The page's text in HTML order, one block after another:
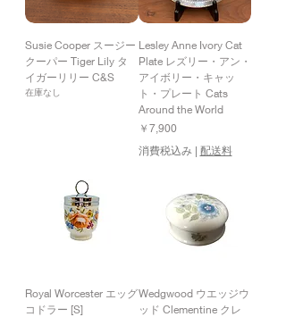
Susie Cooper スージー
クーパー Tiger Lily タ
イガーリリー C&S
在庫なし
Lesley Anne Ivory Cat
Plate レズリー・アン・
アイボリー・キャッ
ト・プレート Cats
Around the World
価格
￥7,900
消費税込み| 配送料
Royal Worcester エッグ
コドラー [S]
Wedgwood ウエッジウ
ッド Clementine クレ